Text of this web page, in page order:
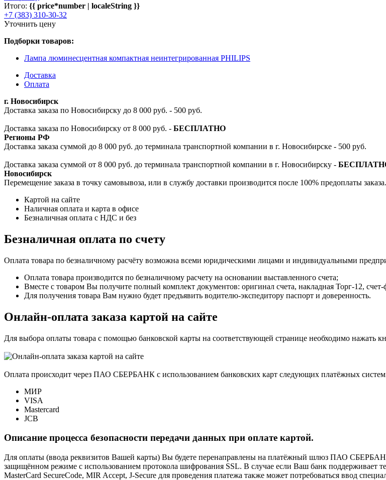
Итого: {{ price*number | localeString }}
+7 (383) 310-30-32
Уточнить цену
Подборки товаров:
Лампа люминесцентная компактная неинтегрированная PHILIPS
Доставка
Оплата
г. Новосибирск
Доставка заказа по Новосибирску до 8 000 руб. - 500 руб.
Доставка заказа по Новосибирску от 8 000 руб. - БЕСПЛАТНО
Регионы РФ
Доставка заказа суммой до 8 000 руб. до терминала транспортной компании в г. Новосибирске - 500 руб.
Доставка заказа суммой от 8 000 руб. до терминала транспортной компании в г. Новосибирску -
Новосибирск
Перемещение заказа в точку самовывоза, или в службу доставки производится после 100% предоплаты заказа.
Картой на сайте
Наличная оплата и карта в офисе
Безналичная оплата с НДС и без
Безналичная оплата по счету
Оплата товара по безналичному расчёту возможна всеми юридическими лицами и индивидуальными
Оплата товара производится по безналичному расчету на основании выставленного счета;
Вместе с товаром Вы получите полный комплект документов: оригинал счета, накладная Торг-12,
Для получения товара Вам нужно будет предъявить водителю-экспедитору паспорт и доверенность.
Онлайн-оплата заказа картой на сайте
Для выбора оплаты товара с помощью банковской карты на соответствующей странице необходимо нажать
Оплата происходит через ПАО СБЕРБАНК с использованием банковских карт следующих платёжных
МИР
VISA
Mastercard
JCB
Описание процесса безопасности передачи данных при оплате картой.
Для оплаты (ввода реквизитов Вашей карты) Вы будете перенаправлены на платёжный шлюз ПАО
защищённом режиме с использованием протокола шифрования SSL. В случае если Ваш банк поддерживает
MasterCard SecureCode, MIR Accept, J-Secure для проведения платежа также может потребоваться ввод